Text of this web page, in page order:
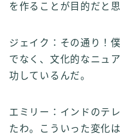
を作ることが目的だと思
ジェイク：その通り！
でなく、文化的なニュ
功しているんだ。
エミリー：インドのテ
たわ。こういった変化